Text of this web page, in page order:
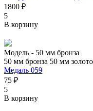
1800 ₽
5
В корзину
Модель - 50 мм бронза
50 мм бронза 50 мм золото
Медаль 059
75 ₽
5
В корзину